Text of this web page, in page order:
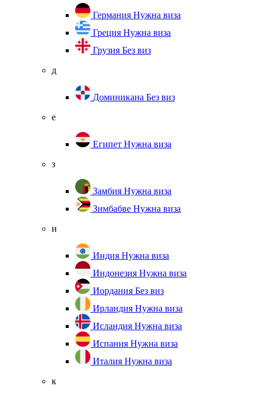
Германия Нужна виза
Греция Нужна виза
Грузия Без виз
д
Доминикана Без виз
е
Египет Нужна виза
з
Замбия Нужна виза
Зимбабве Нужна виза
и
Индия Нужна виза
Индонезия Нужна виза
Иордания Без виз
Ирландия Нужна виза
Исландия Нужна виза
Испания Нужна виза
Италия Нужна виза
к